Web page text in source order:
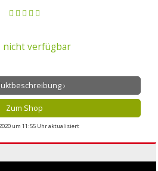
nicht verfügbar
›
Zum Shop
um 11:55 Uhr aktualisiert